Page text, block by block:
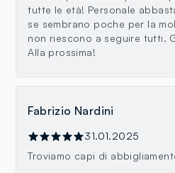
tutte le età! Personale
se sembrano poche per la
non riescono a seguire tutti.
Alla prossima!
Fabrizio Nardini
31.01.2025
Troviamo capi di